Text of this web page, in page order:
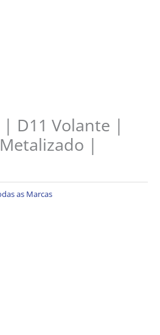
D11 Volante |
|
as Marcas